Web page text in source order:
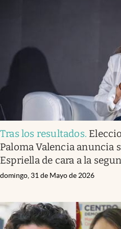
Tras los resultados.
Paloma Valencia anuncia
Espriella de cara a la
domingo, 31 de Mayo de 2026